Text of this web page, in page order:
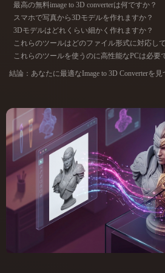
スタイル
Abstract Anime
Fantasy Flat
Minimalist Modern
Pixel Art Realistic
Voxel
最高の無料image to 3D converterは何ですか？
スマホで写真から3Dモデルを作れますか？
3Dモデルはどれくらい細かく作れますか？
これらのツールはどのファイル形式に対応し
これらのツールを使うのに高性能なPCは必要
結論：あなたに最適なImage to 3D Converterを